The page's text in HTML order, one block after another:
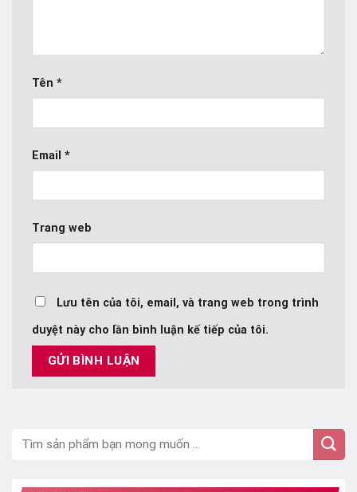
Tên *
Email *
Trang web
Lưu tên của tôi, email, và trang web trong trình
duyệt này cho lần bình luận kế tiếp của tôi.